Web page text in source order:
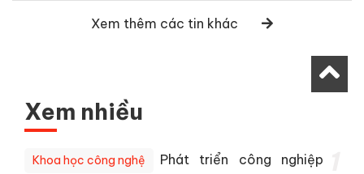
Xem thêm các tin khác
Xem nhiều
Khoa học công nghệ
Phát triển công nghiệp